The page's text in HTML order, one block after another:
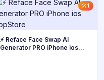
1
⚡ Reface Face Swap AI
Generator PRO iPhone ios